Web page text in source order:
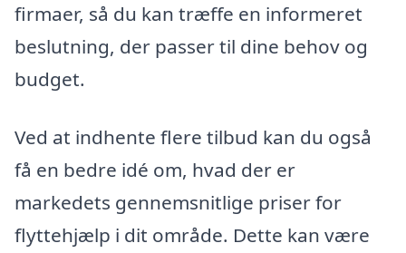
firmaer, så du kan træffe en informeret
beslutning, der passer til dine behov og
budget.
Ved at indhente flere tilbud kan du også
få en bedre idé om, hvad der er
markedets gennemsnitlige priser for
flyttehjælp i dit område. Dette kan være